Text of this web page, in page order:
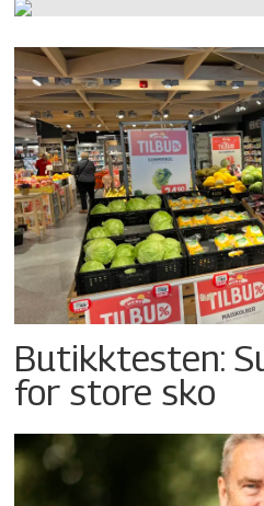
Butikktesten:
for store sko